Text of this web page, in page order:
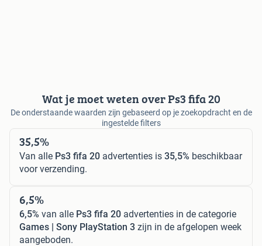
Wat je moet weten over Ps3 fifa 20
De onderstaande waarden zijn gebaseerd op je zoekopdracht en de
ingestelde filters
35,5%
Van alle Ps3 fifa 20 advertenties is 35,5% beschikbaar
voor verzending.
6,5%
6,5% van alle Ps3 fifa 20 advertenties in de categorie
Games | Sony PlayStation 3 zijn in de afgelopen week
aangeboden.